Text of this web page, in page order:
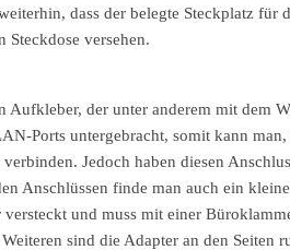
dass der belegte Steckplatz
Steckdose versehen.
Aufkleber, der unter anderem mit dem
Ports untergebracht, somit kann
Jedoch haben diesen
Anschlüssen finde man auch ein
und muss mit einer
sind die Adapter an den Seiten